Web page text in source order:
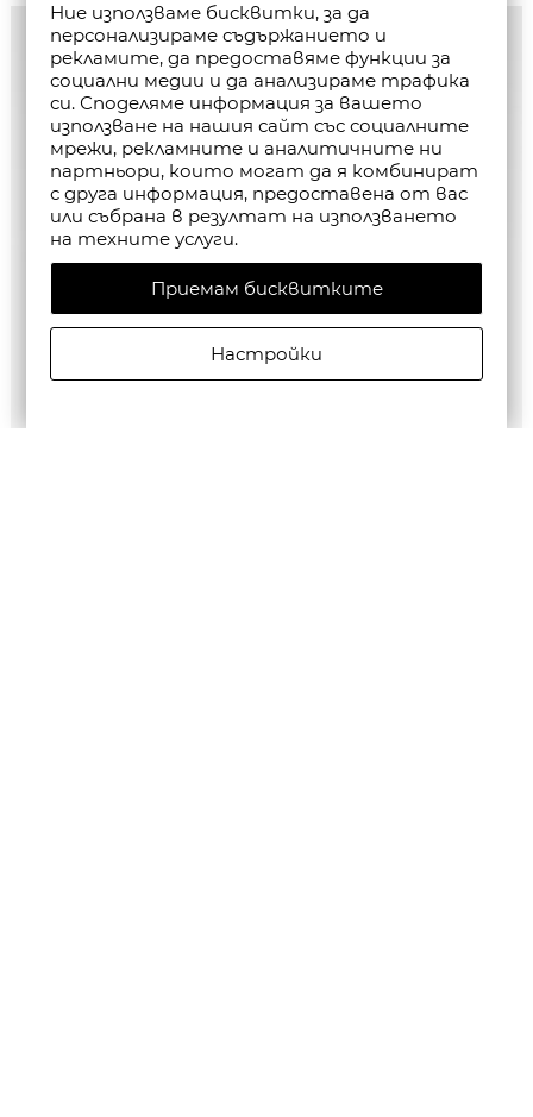
Ние използваме бисквитки, за да
персонализираме съдържанието и
рекламите, да предоставяме функции за
социални медии и да анализираме трафика
си. Споделяме информация за вашето
използване на нашия сайт със социалните
мрежи, рекламните и аналитичните ни
партньори, които могат да я комбинират
с друга информация, предоставена от вас
или събрана в резултат на използването
на техните услуги.
Приемам бисквитките
Настройки